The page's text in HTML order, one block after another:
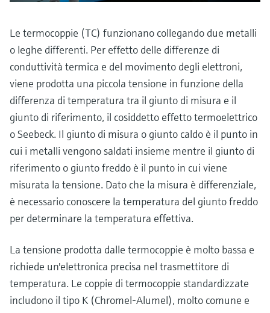
Accesso a Device Viewer
Trova informazioni e documentazione
specifiche sul prodotto
Trova i ricambi giusti
Trova i ricambi per codice prodotto, codice
ordine o numero di serie
Misura del livello tramite la misura
della pressione
Visualizza tutti
microonde
Memosens technology
Visualizza tutti
modelli decisionali
Le termocoppie (TC) funzionano collegando due metalli
o leghe differenti. Per effetto delle differenze di
conduttività termica e del movimento degli elettroni,
viene prodotta una piccola tensione in funzione della
differenza di temperatura tra il giunto di misura e il
giunto di riferimento, il cosiddetto effetto termoelettrico
o Seebeck. Il giunto di misura o giunto caldo è il punto in
cui i metalli vengono saldati insieme mentre il giunto di
riferimento o giunto freddo è il punto in cui viene
misurata la tensione. Dato che la misura è differenziale,
è necessario conoscere la temperatura del giunto freddo
per determinare la temperatura effettiva.
La tensione prodotta dalle termocoppie è molto bassa e
richiede un'elettronica precisa nel trasmettitore di
temperatura. Le coppie di termocoppie standardizzate
includono il tipo K (Chromel-Alumel), molto comune e